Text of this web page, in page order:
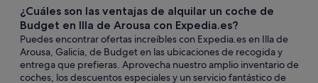
¿Cuáles son las ventajas de alquilar un coche de
Budget en Illa de Arousa con Expedia.es?
Puedes encontrar ofertas increíbles con Expedia.es en Illa de
Arousa, Galicia, de Budget en las ubicaciones de recogida y
entrega que prefieras. Aprovecha nuestro amplio inventario de
coches, los descuentos especiales y un servicio fantástico de